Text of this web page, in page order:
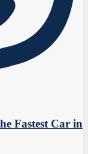
Fastest Car in